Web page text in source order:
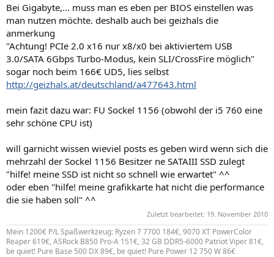
Bei Gigabyte,... muss man es eben per BIOS einstellen was
man nutzen möchte. deshalb auch bei geizhals die
anmerkung
"Achtung! PCIe 2.0 x16 nur x8/x0 bei aktiviertem USB
3.0/SATA 6Gbps Turbo-Modus, kein SLI/CrossFire möglich"
sogar noch beim 166€ UD5, lies selbst
http://geizhals.at/deutschland/a477643.html
mein fazit dazu war: FU Sockel 1156 (obwohl der i5 760 eine
sehr schöne CPU ist)
will garnicht wissen wieviel posts es geben wird wenn sich die
mehrzahl der Sockel 1156 Besitzer ne SATAIII SSD zulegt
"hilfe! meine SSD ist nicht so schnell wie erwartet" ^^
oder eben "hilfe! meine grafikkarte hat nicht die performance
die sie haben soll" ^^
Zuletzt bearbeitet: 19. November 2010
Mein 1200€ P/L Spaßwerkzeug: Ryzen 7 7700 184€, 9070 XT PowerColor
Reaper 619€, ASRock B850 Pro-A 151€, 32 GB DDR5-6000 Patriot Viper 81€,
be quiet! Pure Base 500 DX 89€, be quiet! Pure Power 12 750 W 86€